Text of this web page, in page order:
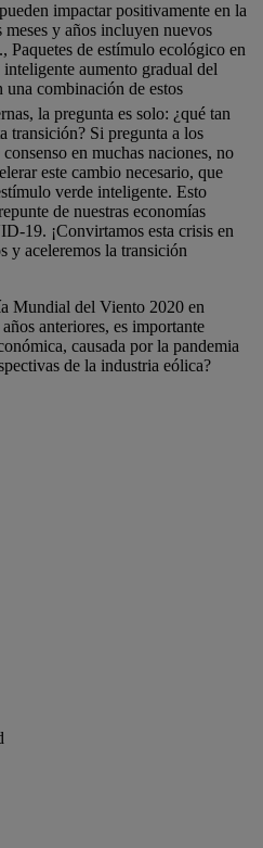
impactar positivamente en la
y años incluyen nuevos
de estímulo ecológico en
aumento gradual del
una combinación de estos
la pregunta es solo: ¿qué tan
transición? Si pregunta a los
en muchas naciones, no
este cambio necesario, que
verde inteligente. Esto
de nuestras economías
19. ¡Convirtamos esta crisis en
y aceleremos la transición
Mundial del Viento 2020 en
anteriores, es importante
causada por la pandemia
de la industria eólica?